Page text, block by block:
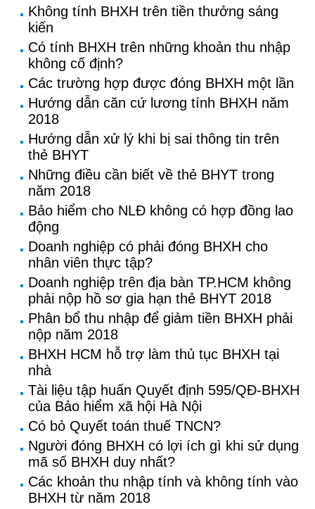
Không tính BHXH trên tiền thưởng sáng
kiến
Có tính BHXH trên những khoản thu nhập
không cố định?
Các trường hợp được đóng BHXH một lần
Hướng dẫn căn cứ lương tính BHXH năm
2018
Hướng dẫn xử lý khi bị sai thông tin trên
thẻ BHYT
Những điều cần biết về thẻ BHYT trong
năm 2018
Bảo hiểm cho NLĐ không có hợp đồng lao
động
Doanh nghiệp có phải đóng BHXH cho
nhân viên thực tập?
Doanh nghiệp trên địa bàn TP.HCM không
phải nộp hồ sơ gia hạn thẻ BHYT 2018
Phân bổ thu nhập để giảm tiền BHXH phải
nộp năm 2018
BHXH HCM hỗ trợ làm thủ tục BHXH tại
nhà
Tài liệu tập huấn Quyết định 595/QĐ-BHXH
của Bảo hiểm xã hội Hà Nội
Có bỏ Quyết toán thuế TNCN?
Người đóng BHXH có lợi ích gì khi sử dụng
mã số BHXH duy nhất?
Các khoản thu nhập tính và không tính vào
BHXH từ năm 2018